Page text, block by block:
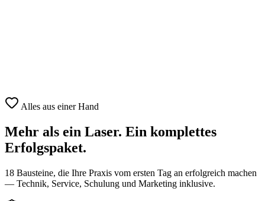
Alles aus einer Hand
Mehr als ein Laser. Ein komplettes
Erfolgspaket.
18 Bausteine, die Ihre Praxis vom ersten Tag an erfolgreich machen
— Technik, Service, Schulung und Marketing inklusive.